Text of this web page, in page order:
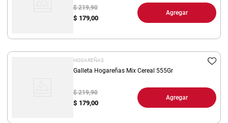
$ 179,00
$ 219,90
Agregar
HOGAREÑAS
Galleta Hogareñas Mix Cereal 555Gr
$ 179,00
$ 219,90
Agregar